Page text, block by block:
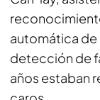
automática de
detección de
años estaban